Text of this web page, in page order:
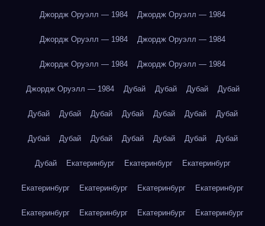
Джордж Оруэлл — 1984 Джордж Оруэлл — 1984
Джордж Оруэлл — 1984 Джордж Оруэлл — 1984
Джордж Оруэлл — 1984 Джордж Оруэлл — 1984
Джордж Оруэлл — 1984 Дубай Дубай Дубай Дубай
Дубай Дубай Дубай Дубай Дубай Дубай Дубай
Дубай Дубай Дубай Дубай Дубай Дубай Дубай
Дубай Екатеринбург Екатеринбург Екатеринбург
Екатеринбург Екатеринбург Екатеринбург Екатеринбург
Екатеринбург Екатеринбург Екатеринбург Екатеринбург